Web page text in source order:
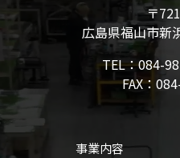
〒
広島県福山市新
TEL：084-
FAX：
事業内容